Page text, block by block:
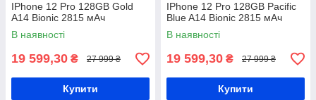
IPhone 12 Pro 128GB Gold
A14 Bionic 2815 мАч
В наявності
19 599,30 ₴ 27 999 ₴
Купити
IPhone 12 Pro 128GB Pacific
Blue A14 Bionic 2815 мАч
В наявності
19 599,30 ₴ 27 999 ₴
Купити